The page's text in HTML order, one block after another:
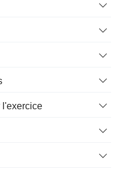
l'exercice